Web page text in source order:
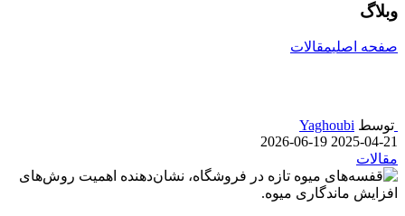
وبلاگ
صفحه اصلیمقالات
توسط Yaghoubi
2025-04-21
2026-06-19
مقالات